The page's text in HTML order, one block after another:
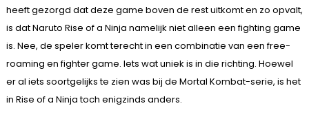
heeft gezorgd dat deze game boven de rest uitkomt en zo opvalt,
is dat Naruto Rise of a Ninja namelijk niet alleen een fighting game
is. Nee, de speler komt terecht in een combinatie van een free-
roaming en fighter game. Iets wat uniek is in die richting. Hoewel
er al iets soortgelijks te zien was bij de Mortal Kombat-serie, is het
in Rise of a Ninja toch enigzinds anders.